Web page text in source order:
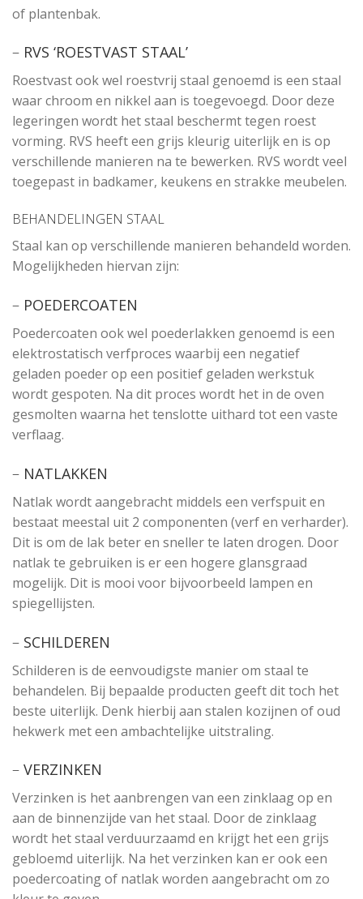
of plantenbak.
– RVS ‘ROESTVAST STAAL’
Roestvast ook wel roestvrij staal genoemd is een staal
waar chroom en nikkel aan is toegevoegd. Door deze
legeringen wordt het staal beschermt tegen roest
vorming. RVS heeft een grijs kleurig uiterlijk en is op
verschillende manieren na te bewerken. RVS wordt veel
toegepast in badkamer, keukens en strakke meubelen.
BEHANDELINGEN STAAL
Staal kan op verschillende manieren behandeld worden.
Mogelijkheden hiervan zijn:
– POEDERCOATEN
Poedercoaten ook wel poederlakken genoemd is een
elektrostatisch verfproces waarbij een negatief
geladen poeder op een positief geladen werkstuk
wordt gespoten. Na dit proces wordt het in de oven
gesmolten waarna het tenslotte uithard tot een vaste
verflaag.
– NATLAKKEN
Natlak wordt aangebracht middels een verfspuit en
bestaat meestal uit 2 componenten (verf en verharder).
Dit is om de lak beter en sneller te laten drogen. Door
natlak te gebruiken is er een hogere glansgraad
mogelijk. Dit is mooi voor bijvoorbeeld lampen en
spiegellijsten.
– SCHILDEREN
Schilderen is de eenvoudigste manier om staal te
behandelen. Bij bepaalde producten geeft dit toch het
beste uiterlijk. Denk hierbij aan stalen kozijnen of oud
hekwerk met een ambachtelijke uitstraling.
– VERZINKEN
Verzinken is het aanbrengen van een zinklaag op en
aan de binnenzijde van het staal. Door de zinklaag
wordt het staal verduurzaamd en krijgt het een grijs
gebloemd uiterlijk. Na het verzinken kan er ook een
poedercoating of natlak worden aangebracht om zo